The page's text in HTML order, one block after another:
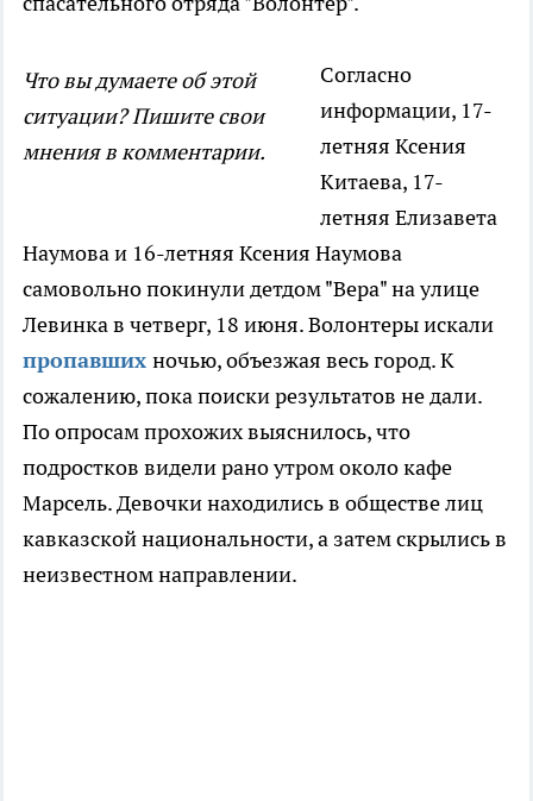
Что вы думаете об этой
ситуации? Пишите свои
мнения в комментарии.
Согласно
информации, 17-
летняя Ксения
Китаева, 17-
летняя Елизавета
Наумова и 16-летняя Ксения Наумова
самовольно покинули детдом "Вера" на улице
Левинка в четверг, 18 июня. Волонтеры искали
пропавших ночью, объезжая весь город. К
сожалению, пока поиски результатов не дали.
По опросам прохожих выяснилось, что
подростков видели рано утром около кафе
Марсель. Девочки находились в обществе лиц
кавказской национальности, а затем скрылись в
неизвестном направлении.